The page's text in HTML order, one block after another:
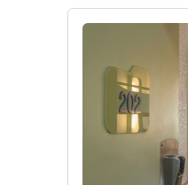
ดูรายละเอียด